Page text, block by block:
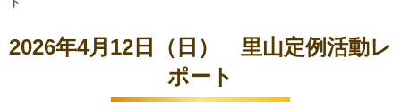
2026年4月12日（日） 里山定例活動レ
ポート